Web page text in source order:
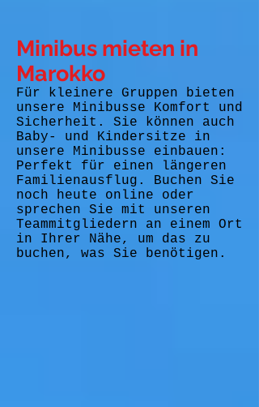
Minibus mieten in
Marokko
Für kleinere Gruppen bieten
unsere Minibusse Komfort und
Sicherheit. Sie können auch
Baby- und Kindersitze in
unsere Minibusse einbauen:
Perfekt für einen längeren
Familienausflug. Buchen Sie
noch heute online oder
sprechen Sie mit unseren
Teammitgliedern an einem Ort
in Ihrer Nähe, um das zu
buchen, was Sie benötigen.